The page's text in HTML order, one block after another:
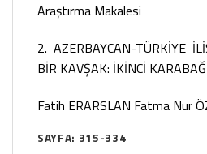
Araştırma Makalesi
2. AZERBAYCAN-TÜRKİYE
BİR KAVŞAK: İKİNCİ
Fatih ERARSLAN Fatma Nur
SAYFA: 315-334